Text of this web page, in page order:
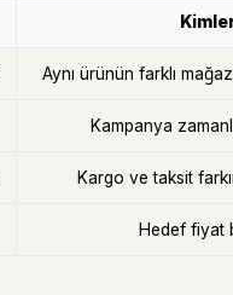
Aynı ürünün farklı
Kampanya
Kargo ve taksit
Hedef fiyat